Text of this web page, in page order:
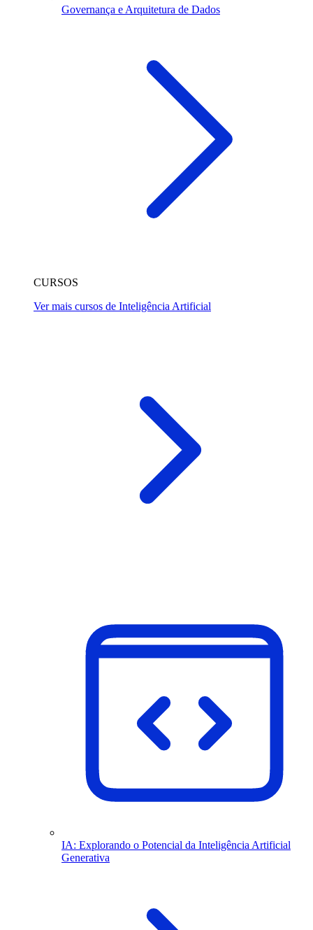
Governança e Arquitetura de Dados
CURSOS
Ver mais cursos de Inteligência Artificial
IA: Explorando o Potencial da Inteligência Artificial
Generativa